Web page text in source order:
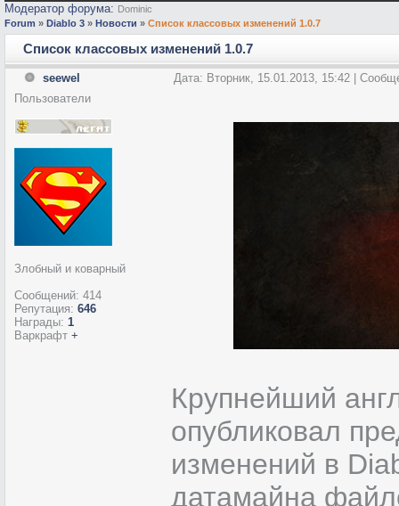
Модератор форума: Dominic
Forum » Diablo 3 » Новости » Список классовых изменений 1.0.7
Список классовых изменений 1.0.7
seewel
Дата: Вторник, 15.01.2013, 15:42 |
Пользователи
Злобный и коварный
Сообщений: 414
Репутация: 646
Награды: 1
Варкрафт +
Крупнейший
опубликовал
изменений в
датамайна